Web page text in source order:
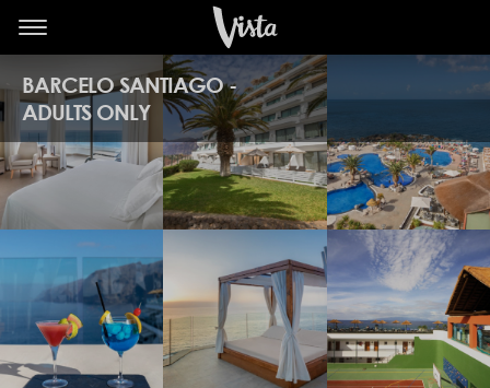
BARCELO SANTIAGO -
ADULTS ONLY